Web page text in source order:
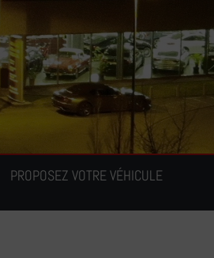
PROPOSEZ VOTRE VÉHICULE